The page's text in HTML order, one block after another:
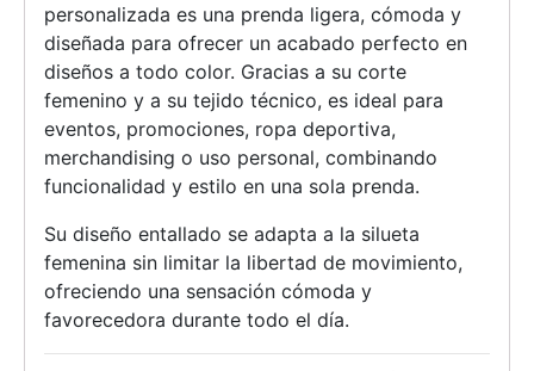
personalizada es una prenda ligera, cómoda y
diseñada para ofrecer un acabado perfecto en
diseños a todo color. Gracias a su corte
femenino y a su tejido técnico, es ideal para
eventos, promociones, ropa deportiva,
merchandising o uso personal, combinando
funcionalidad y estilo en una sola prenda.
Su diseño entallado se adapta a la silueta
femenina sin limitar la libertad de movimiento,
ofreciendo una sensación cómoda y
favorecedora durante todo el día.